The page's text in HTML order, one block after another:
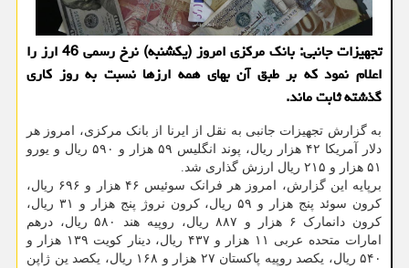
تجهیزات جانبی: بانک مرکزی امروز (یکشنبه) نرخ رسمی 46 ارز را
اعلام نمود که بر طبق آن بهای همه ارزها نسبت به روز کاری
گذشته ثابت ماند.
به گزارش تجهیزات جانبی به نقل از ایرنا از بانک مرکزی، امروز هر
دلار آمریکا ۴۲ هزار ریال، پوند انگلیس ۵۹ هزار و ۵۹۰ ریال و یورو
۵۱ هزار و ۲۱۵ ریال ارزش گذاری شد.
برپایه این گزارش، امروز هر فرانک سوئیس ۴۶ هزار و ۶۹۶ ریال،
کرون سوئد پنج هزار و ۵۹ ریال، کرون نروژ پنج هزار و ۳۱ ریال،
کرون دانمارک ۶ هزار و ۸۸۷ ریال، روپیه هند ۵۸۰ ریال، درهم
امارات متحده عربی ۱۱ هزار و ۴۳۷ ریال، دینار کویت ۱۳۹ هزار و
۵۴۰ ریال، یکصد روپیه پاکستان ۲۷ هزار و ۱۶۸ ریال، یکصد ین ژاپن